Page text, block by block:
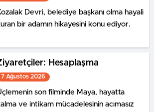
Devri, belediye başkanı olma hayali
bir adamın hikayesini konu ediyor.
Hesaplaşma
7 Ağustos 2026
son filminde Maya, hayatta
ve intikam mücadelesinin acımasız